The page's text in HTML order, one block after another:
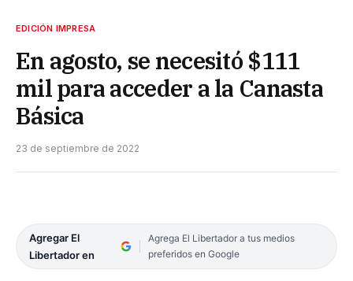
EDICIÓN IMPRESA
En agosto, se necesitó $111
mil para acceder a la Canasta
Básica
23 de septiembre de 2022
Agregar El
Libertador en
Agrega El Libertador a tus medios
preferidos en Google